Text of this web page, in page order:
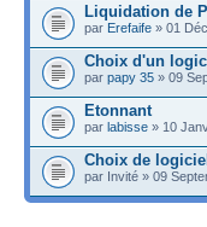
Liquidation de
par Erefaife » 01
Choix d'un
par papy 35 » 09
Etonnant
par labisse » 10
Choix de
par Invité » 09